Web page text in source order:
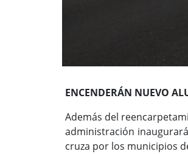
ENCENDERÁN NUEVO
Además del
administración
cruza por los municipios